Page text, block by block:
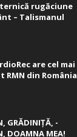
rugăciune
– Talismanul
are cel mai
din România
GRĂDINIŢĂ,
DOAMNA MEA!